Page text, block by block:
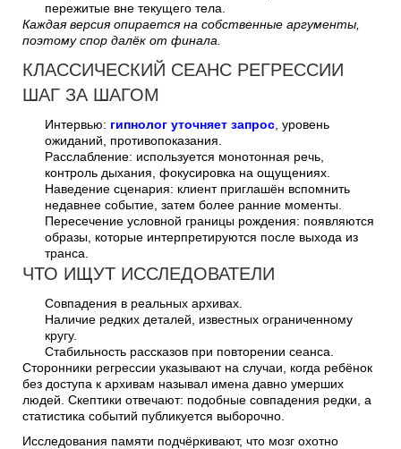
пережитые вне текущего тела.
Каждая версия опирается на собственные аргументы,
поэтому спор далёк от финала.
КЛАССИЧЕСКИЙ СЕАНС РЕГРЕССИИ
ШАГ ЗА ШАГОМ
Интервью: гипнолог уточняет запрос , уровень
ожиданий, противопоказания.
Расслабление: используется монотонная речь,
контроль дыхания, фокусировка на ощущениях.
Наведение сценария: клиент приглашён вспомнить
недавнее событие, затем более ранние моменты.
Пересечение условной границы рождения: появляются
образы, которые интерпретируются после выхода из
транса.
ЧТО ИЩУТ ИССЛЕДОВАТЕЛИ
Совпадения в реальных архивах.
Наличие редких деталей, известных ограниченному
кругу.
Стабильность рассказов при повторении сеанса.
Сторонники регрессии указывают на случаи, когда ребёнок
без доступа к архивам называл имена давно умерших
людей. Скептики отвечают: подобные совпадения редки, а
статистика событий публикуется выборочно.
Исследования памяти подчёркивают, что мозг охотно